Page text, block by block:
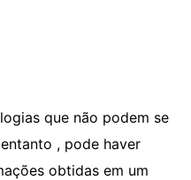
que não podem se
, pode haver
obtidas em um